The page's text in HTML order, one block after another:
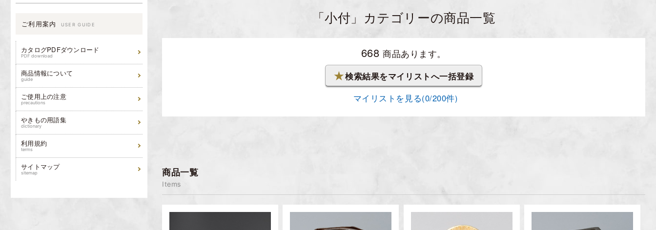
ご利用案内 USER GUIDE
カタログPDFダウンロード
PDF download
商品情報について
guide
ご使用上の注意
precautions
やきもの用語集
dictionary
利用規約
terms
サイトマップ
sitemap
「小付」カテゴリーの商品一覧
668 商品あります。
★検索結果をマイリストへ一括登録
マイリストを見る(0/200件)
商品一覧
Items